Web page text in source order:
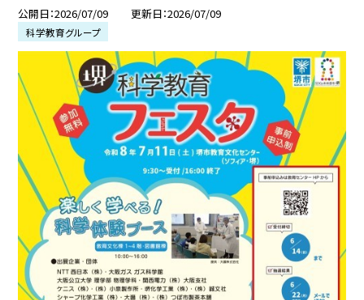
公開日 2026/07/09 更新日 2026/07/09
科学教育グループ